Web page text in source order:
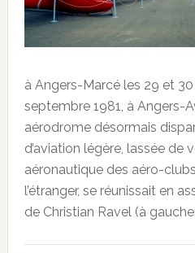
à Angers-Marcé les 29 et
septembre 1981, à Angers-
aérodrome désormais
d’aviation légère, lassée de
aéronautique des aéro-
l’étranger, se réunissait en
de Christian Ravel (à